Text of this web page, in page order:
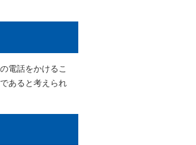
電話をかけるこ
あると考えられ